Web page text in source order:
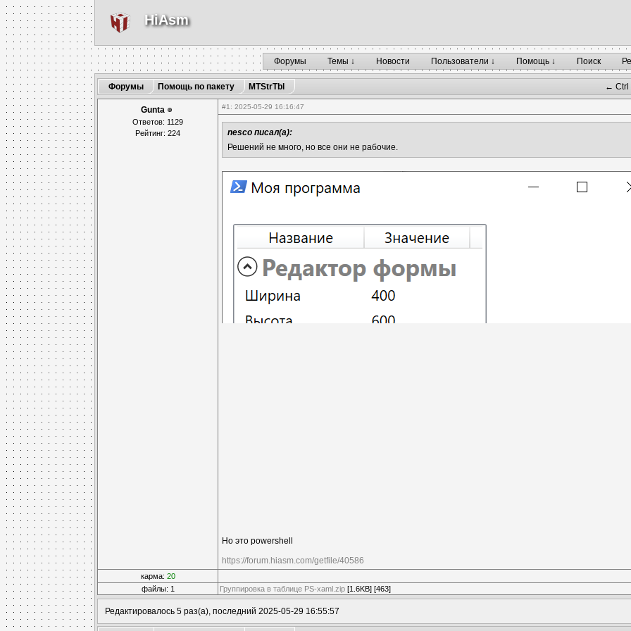
HiAsm
Форумы Темы ↓ Новости Пользователи ↓ Помощь ↓ Поиск
Форумы Помощь по пакету MTStrTbl ← Ctrl
Gunta
Ответов: 1129
Рейтинг: 224
#1 : 2025-05-29 16:16:47
nesco писал(а):
Решений не много, но все они не рабочие.
Но это powershell
https://forum.hiasm.com/getfile/40586
карма: 20
файлы: 1
Группировка в таблице PS-xaml.zip [1.6KB] [463]
Редактировалось 5 раз(а), последний 2025-05-29 16:55:57